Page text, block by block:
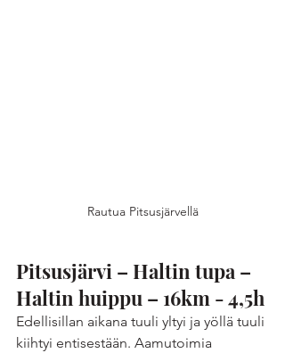
Rautua Pitsusjärvellä
Pitsusjärvi – Haltin tupa –
Haltin huippu – 16km - 4,5h
Edellisillan aikana tuuli yltyi ja yöllä tuuli
kiihtyi entisestään. Aamutoimia